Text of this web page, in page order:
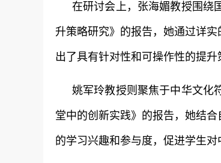
在研讨会上，张海媚教授围绕
升策略研究》的报告，她通过详
出了具有针对性和可操作性的提
姚军玲教授则聚焦于中华文化
堂中的创新实践》的报告，她结
的学习兴趣和参与度，促进学生对